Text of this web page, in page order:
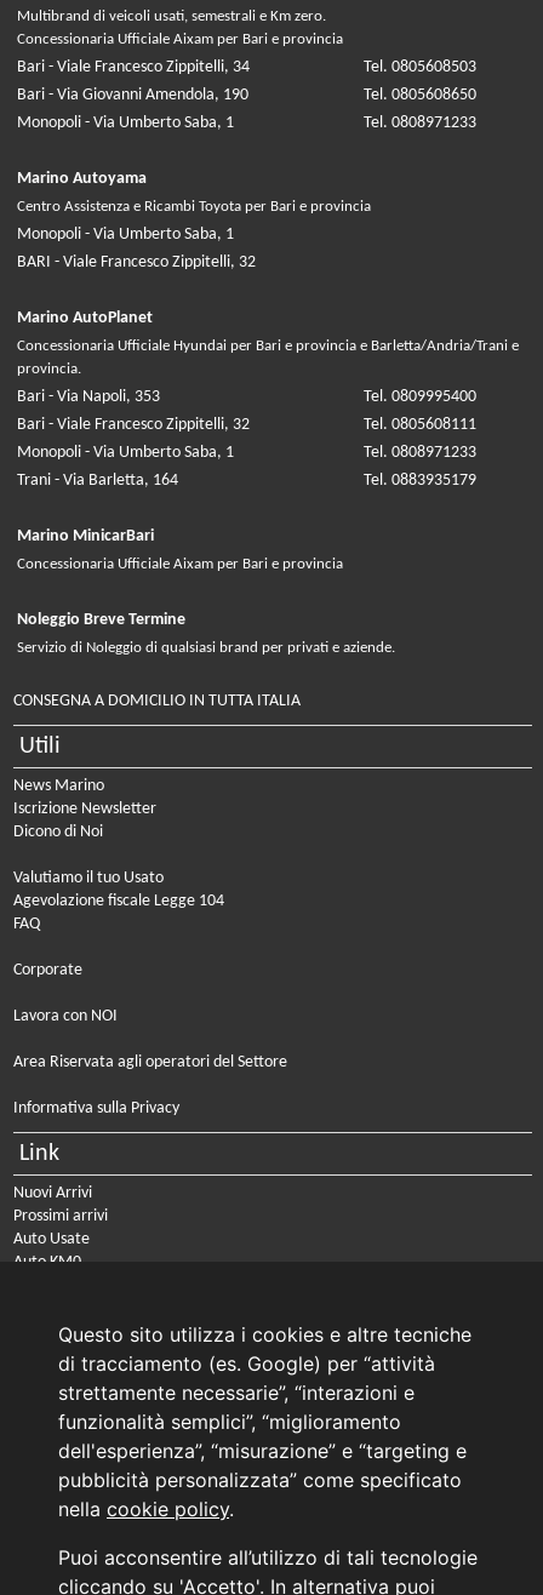
Questo sito utilizza i cookies e altre tecniche
di tracciamento (es. Google) per “attività
strettamente necessarie”, “interazioni e
funzionalità semplici”, “miglioramento
dell'esperienza”, “misurazione” e “targeting e
pubblicità personalizzata” come specificato
nella cookie policy.
Puoi acconsentire all’utilizzo di tali tecnologie
cliccando su 'Accetto'. In alternativa puoi
Multibrand di veicoli usati, semestrali e Km zero.
Concessionaria Ufficiale Aixam per Bari e provincia
Bari - Viale Francesco Zippitelli, 34
Tel. 0805608503
Bari - Via Giovanni Amendola, 190
Tel. 0805608650
Monopoli - Via Umberto Saba, 1
Tel. 0808971233
Marino Autoyama
Centro Assistenza e Ricambi Toyota per Bari e provincia
Monopoli - Via Umberto Saba, 1
BARI - Viale Francesco Zippitelli, 32
Marino AutoPlanet
Concessionaria Ufficiale Hyundai per Bari e provincia e Barletta/Andria/Trani e
provincia.
Bari - Via Napoli, 353
Tel. 0809995400
Bari - Viale Francesco Zippitelli, 32
Tel. 0805608111
Monopoli - Via Umberto Saba, 1
Tel. 0808971233
Trani - Via Barletta, 164
Tel. 0883935179
Marino MinicarBari
Concessionaria Ufficiale Aixam per Bari e provincia
Noleggio Breve Termine
Servizio di Noleggio di qualsiasi brand per privati e aziende.
CONSEGNA A DOMICILIO IN TUTTA ITALIA
Utili
News Marino
Iscrizione Newsletter
Dicono di Noi
Valutiamo il tuo Usato
Agevolazione fiscale Legge 104
FAQ
Corporate
Lavora con NOI
Area Riservata agli operatori del Settore
Informativa sulla Privacy
Link
Nuovi Arrivi
Prossimi arrivi
Auto Usate
Auto KM0
PRENOTA IL TUO INTERVENTO DI OFFICINA
PRENOTA LA REVISIONE DELLA TUA AUTO
Consulente Online Usato: 0805608980
Consulente Online Hyundai: 0805608985
AUTO PLANET BARI SRL | BARI, via Zippitelli 32-34 - CAP 70132 | P.I. 05126720720